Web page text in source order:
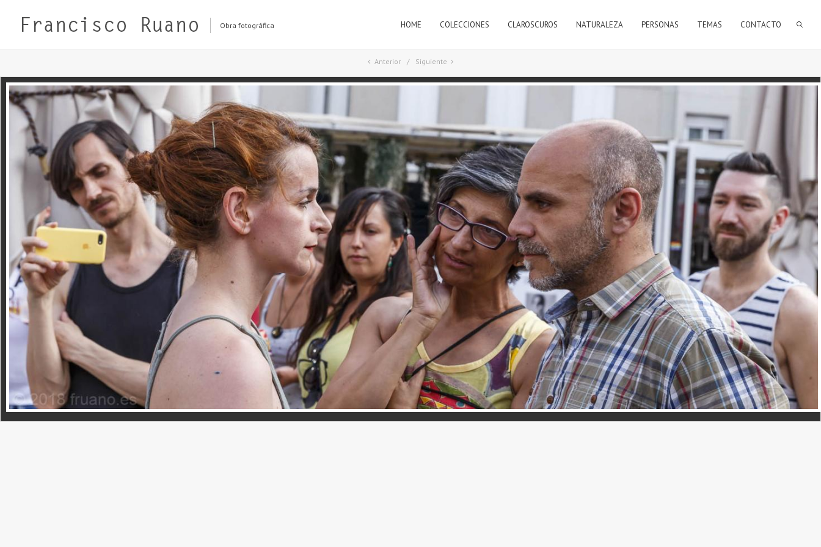
Obra fotográfica HOME COLECCIONES CLAROSCUROS NATURALEZA PERSONAS TEMAS CONTACTO
FORMULARIO DE BÚSQUEDA
Anterior Siguiente